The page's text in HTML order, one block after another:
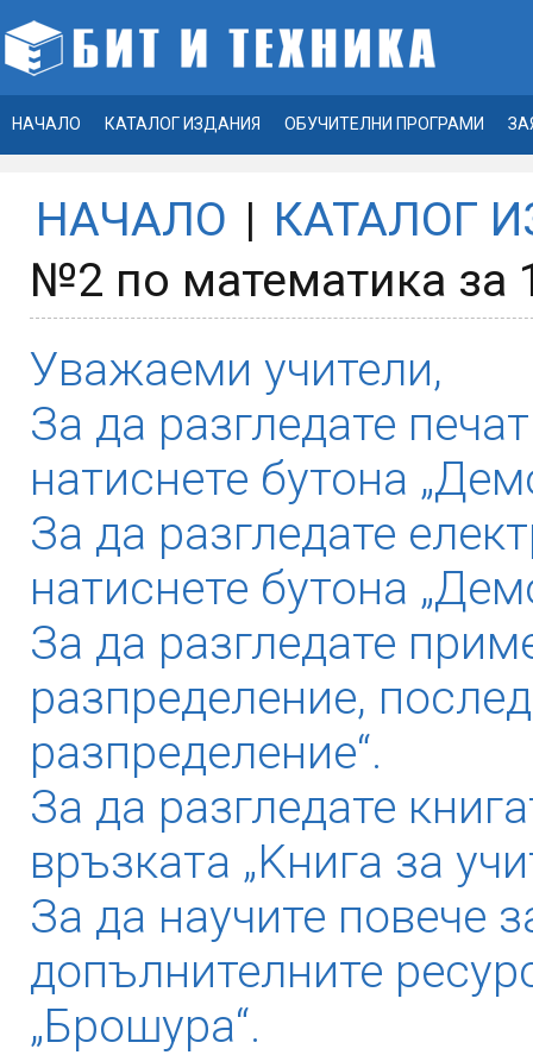
НАЧАЛО КАТАЛОГ ИЗДАНИЯ ОБУЧИТЕЛНИ ПРОГРАМИ
НАЧАЛО | КАТАЛОГ
№2 по математика за
Уважаеми учители,
За да разгледате
натиснете бутона
За да разгледате
натиснете бутона
За да разгледате
разпределение,
разпределение“.
За да разгледате
връзката „Kнига за
За да научите повече
допълнителните
„Брошура“.